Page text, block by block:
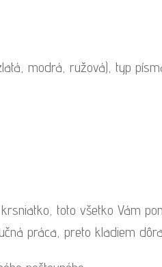
modrá, ružová), typ
toto všetko Vám
práca, preto kladiem